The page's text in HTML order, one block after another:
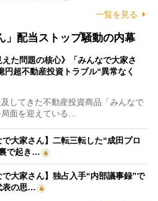
一覧を見る
」配当ストップ騒動の内幕
えた問題の核心》「みんなで大家さ
円超不動産投資トラブル“異常なく
してきた不動産投資商品「みんなで
面を迎えている…
で大家さん】二転三転した“成田プロ
で起き…
で大家さん】独占入手“内部議事録”で
表の思…